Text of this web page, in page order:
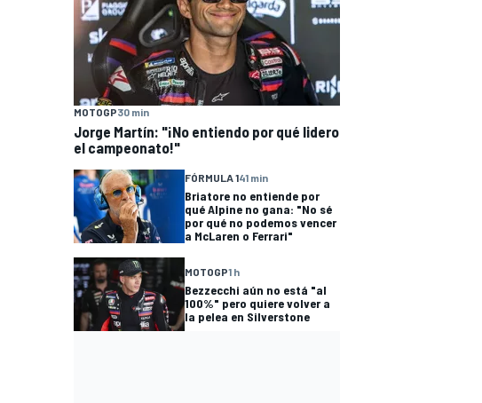
MOTOGP30 min
Jorge Martín: "¡No entiendo por qué lidero
el campeonato!"
FÓRMULA 141 min
Briatore no entiende por
qué Alpine no gana: "No sé
por qué no podemos vencer
a McLaren o Ferrari"
MOTOGP1 h
Bezzecchi aún no está "al
100%" pero quiere volver a
la pelea en Silverstone